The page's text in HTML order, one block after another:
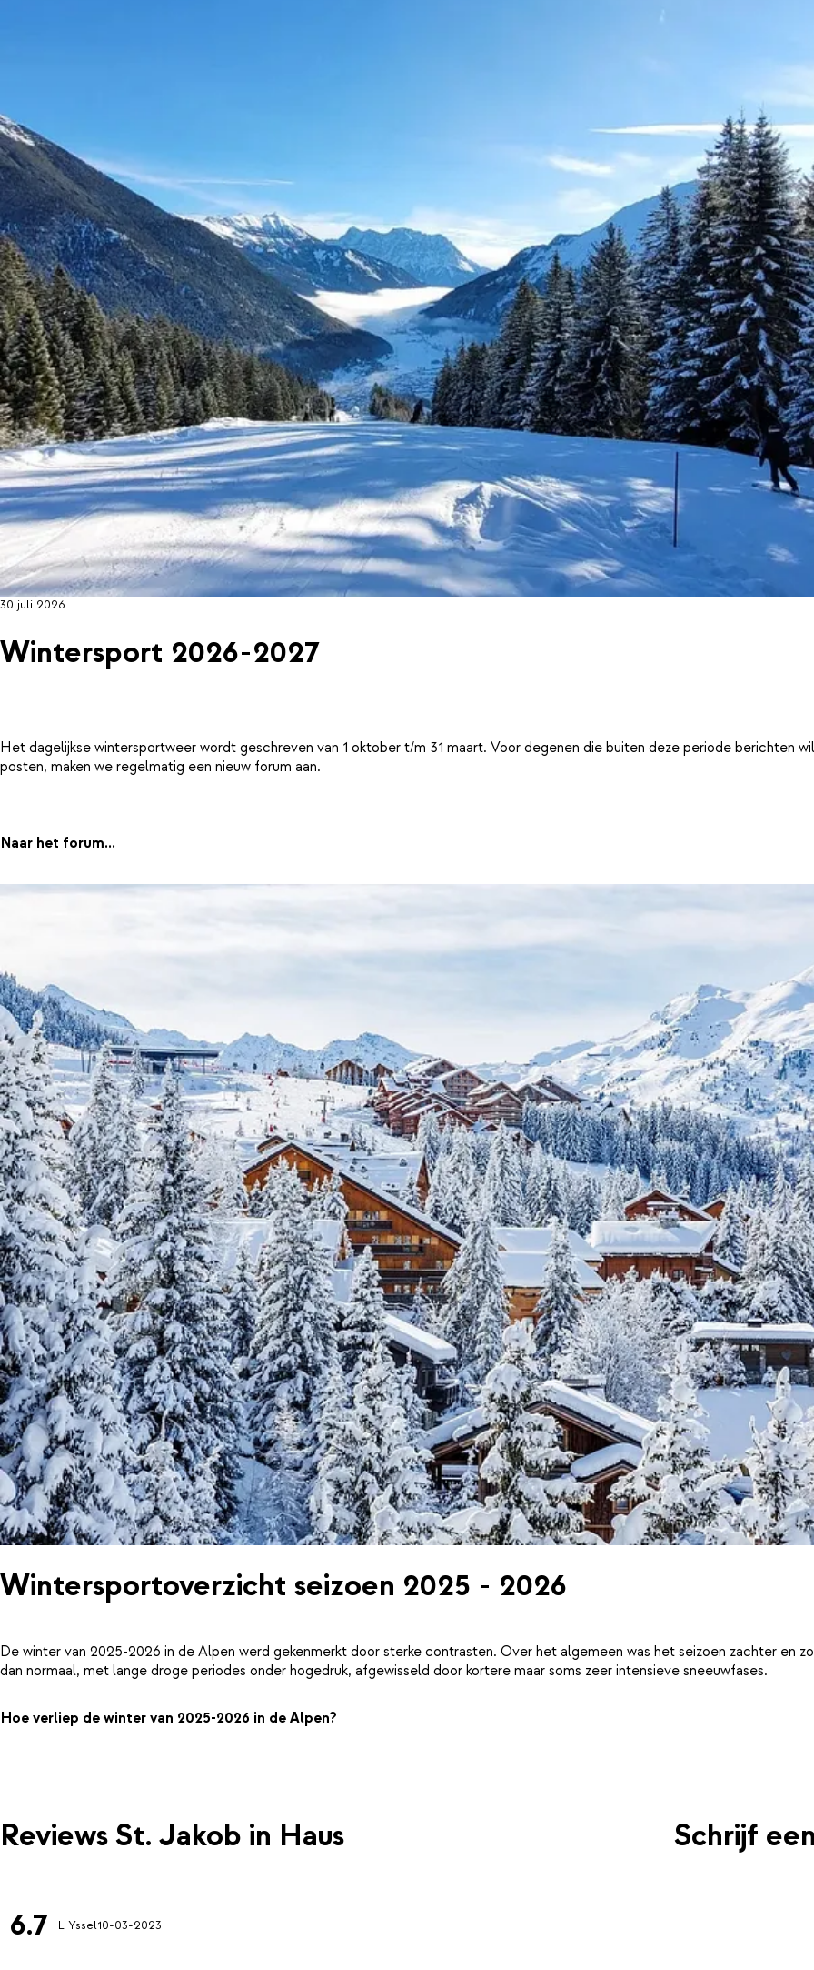
30 juli 2026
Wintersport 2026-2027
Het dagelijkse wintersportweer wordt geschreven van 1 oktober t/m 31 maart. Voor degenen die buiten deze periode berichten
posten, maken we regelmatig een nieuw forum aan.
Naar het forum...
Wintersportoverzicht seizoen 2025 - 2026
De winter van 2025-2026 in de Alpen werd gekenmerkt door sterke contrasten. Over het algemeen was het seizoen zachter en
dan normaal, met lange droge periodes onder hogedruk, afgewisseld door kortere maar soms zeer intensieve sneeuwfases.
Hoe verliep de winter van 2025-2026 in de Alpen?
Reviews St. Jakob in Haus Schrijf
6.7 L Yssel10-03-2023